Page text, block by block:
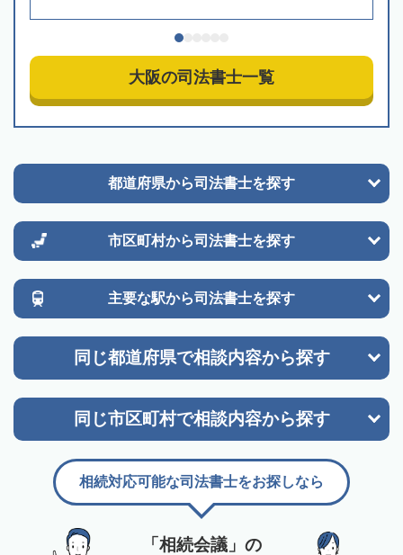
大阪の司法書士一覧
都道府県から司法書士を探す
市区町村から司法書士を探す
主要な駅から司法書士を探す
同じ都道府県で相談内容から探す
同じ市区町村で相談内容から探す
「相続会議」の
相続対応可能な司法書士をお探しなら